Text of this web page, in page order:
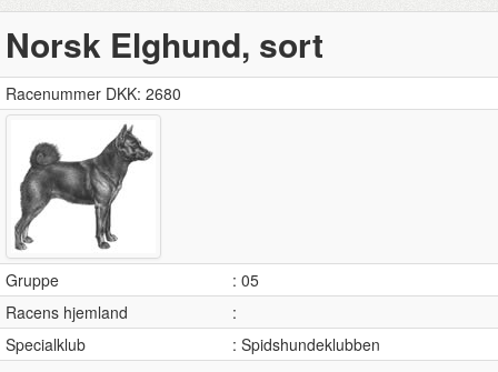
Norsk Elghund, sort
Racenummer DKK: 2680
Gruppe
: 05
Racens hjemland
:
Specialklub
: Spidshundeklubben